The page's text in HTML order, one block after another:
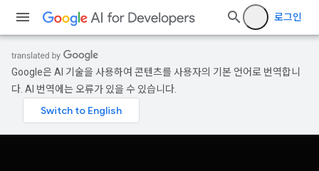
로그인
Google은 AI 기술을 사용하여 콘텐츠를 사용자의 기본 언어로 번역합니
다. AI 번역에는 오류가 있을 수 있습니다.